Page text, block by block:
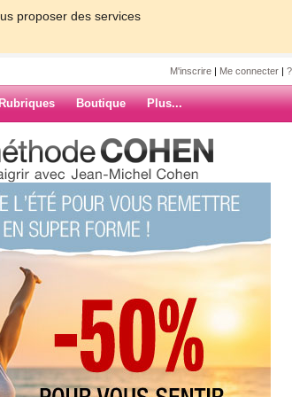
proposer des services
M'inscrire | Me connecter |
Boutique Plus...
Suiv. ›
ARCHIVES